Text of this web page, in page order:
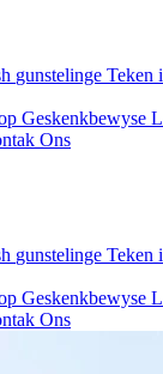
gunstelinge Teken
Geskenkbewyse
Ons
gunstelinge Teken
Geskenkbewyse
Ons